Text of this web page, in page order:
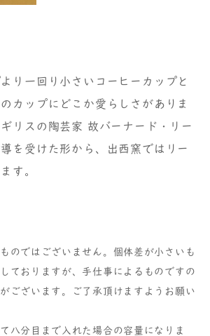
り一回り小さいコーヒーカップと
カップにどこか愛らしさがありま
リスの陶芸家 故バーナード・リー
を受けた形から、出西窯ではリー
す。
のではございません。個体差が小さいも
ておりますが、手仕事によるものですの
ございます。ご了承頂けますようお願い
八分目まで入れた場合の容量になりま